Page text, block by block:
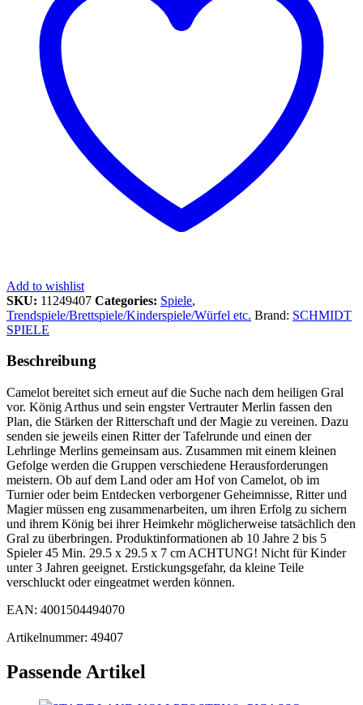
Add to wishlist
SKU: 11249407 Categories: Spiele,
Trendspiele/Brettspiele/Kinderspiele/Würfel etc. Brand: SCHMIDT
SPIELE
Beschreibung
Camelot bereitet sich erneut auf die Suche nach dem heiligen Gral
vor. König Arthus und sein engster Vertrauter Merlin fassen den
Plan, die Stärken der Ritterschaft und der Magie zu vereinen. Dazu
senden sie jeweils einen Ritter der Tafelrunde und einen der
Lehrlinge Merlins gemeinsam aus. Zusammen mit einem kleinen
Gefolge werden die Gruppen verschiedene Herausforderungen
meistern. Ob auf dem Land oder am Hof von Camelot, ob im
Turnier oder beim Entdecken verborgener Geheimnisse, Ritter und
Magier müssen eng zusammenarbeiten, um ihren Erfolg zu sichern
und ihrem König bei ihrer Heimkehr möglicherweise tatsächlich den
Gral zu überbringen. Produktinformationen ab 10 Jahre 2 bis 5
Spieler 45 Min. 29.5 x 29.5 x 7 cm ACHTUNG! Nicht für Kinder
unter 3 Jahren geeignet. Erstickungsgefahr, da kleine Teile
verschluckt oder eingeatmet werden können.
EAN: 4001504494070
Artikelnummer: 49407
Passende Artikel